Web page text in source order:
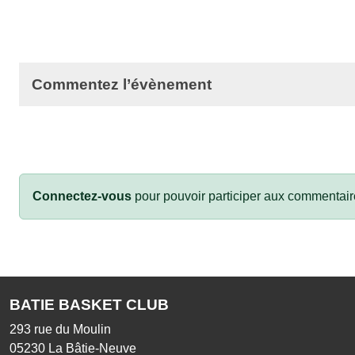
Commentez l’évènement
Connectez-vous pour pouvoir participer aux
BATIE BASKET CLUB
293 rue du Moulin
05230 La Bâtie-Neuve